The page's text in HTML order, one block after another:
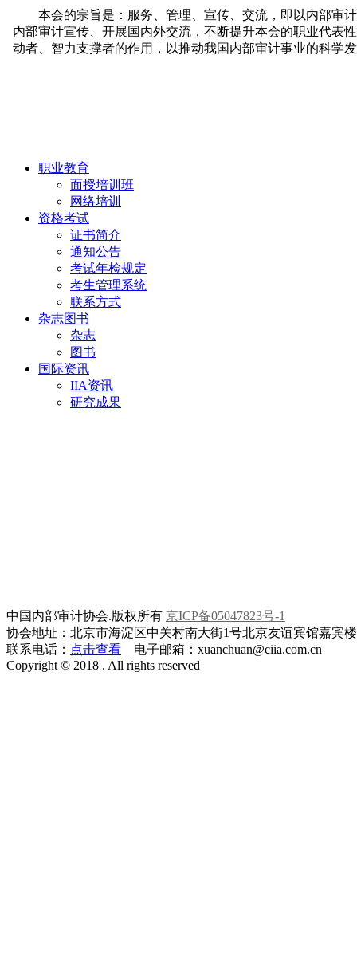
职业教育
面授培训班
网络培训
资格考试
证书简介
通知公告
考试年检规定
考生管理系统
联系方式
杂志图书
杂志
图书
国际资讯
IIA资讯
研究成果
中国内部审计协会.版权所有 京ICP备05047823号-1
协会地址：北京市海淀区中关村南大街1号北京友谊宾馆嘉宾
联系电话： 点击查看 电子邮箱：xuanchuan@ciia.com.cn
Copyright © 2018 . All rights reserved